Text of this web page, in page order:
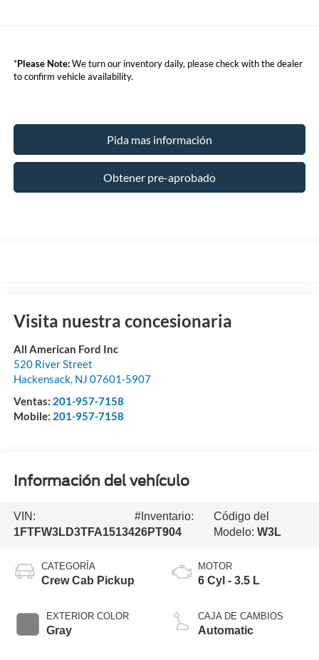
*Please Note:We turn our inventory daily, please check with the dealer
to confirm vehicle availability.
Pida mas información
Obtener pre-aprobado
Visita nuestra concesionaria
All American Ford Inc
520 River Street
Hackensack, NJ 07601-5907
Ventas: 201-957-7158
Mobile: 201-957-7158
Información del vehículo
VIN:
1FTFW3LD3TFA15134
#Inventario:
26PT904
Código del
Modelo:W3L
CATEGORÍA
Crew Cab Pickup
EXTERIOR COLOR
Gray
MOTOR
6 Cyl - 3.5 L
CAJA DE CAMBIOS
Automatic